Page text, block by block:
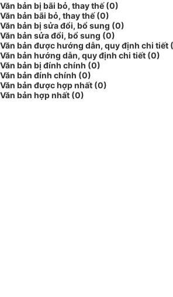
Văn bản bị bãi bỏ, thay thế (0)
Văn bản bãi bỏ, thay thế (0)
Văn bản bị sửa đổi, bổ sung (0)
Văn bản sửa đổi, bổ sung (0)
Văn bản được hướng dẫn, quy định chi tiết
Văn bản hướng dẫn, quy định chi tiết (0)
Văn bản bị đính chính (0)
Văn bản đính chính (0)
Văn bản được hợp nhất (0)
Văn bản hợp nhất (0)